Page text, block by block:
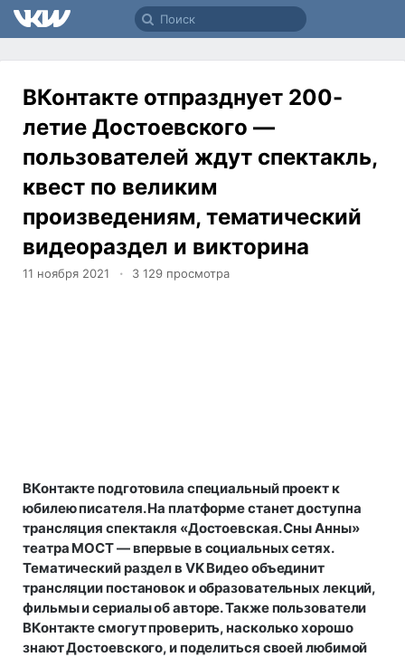
ВКонтакте отпразднует 200-
летие Достоевского —
пользователей ждут спектакль,
квест по великим
произведениям, тематический
видеораздел и викторина
11 ноября 2021 3 129 просмотра
ВКонтакте подготовила специальный проект к
юбилею писателя. На платформе станет доступна
трансляция спектакля «Достоевская. Сны Анны»
театра МОСТ — впервые в социальных сетях.
Тематический раздел в VK Видео объединит
трансляции постановок и образовательных лекций,
фильмы и сериалы об авторе. Также пользователи
ВКонтакте смогут проверить, насколько хорошо
знают Достоевского, и поделиться своей любимой